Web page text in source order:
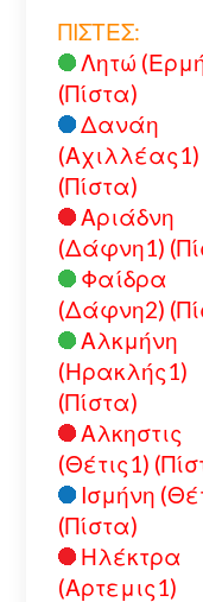
ΠΙΣΤΕΣ:
Λητώ
(Πίστα)
Δανάη
(Αχιλλέας1)
(Πίστα)
Αριάδνη
(Δάφνη1)
Φαίδρα
(Δάφνη2)
Αλκμήνη
(Ηρακλής1)
(Πίστα)
Αλκηστις
(Θέτις1)
Ισμήνη
(Πίστα)
Ηλέκτρα
(Αρτεμις1)